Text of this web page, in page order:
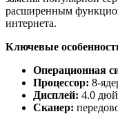
расширенным
интернета.
Ключевые
Операционная
Процессор: 8-
Дисплей: 4.0
Сканер: